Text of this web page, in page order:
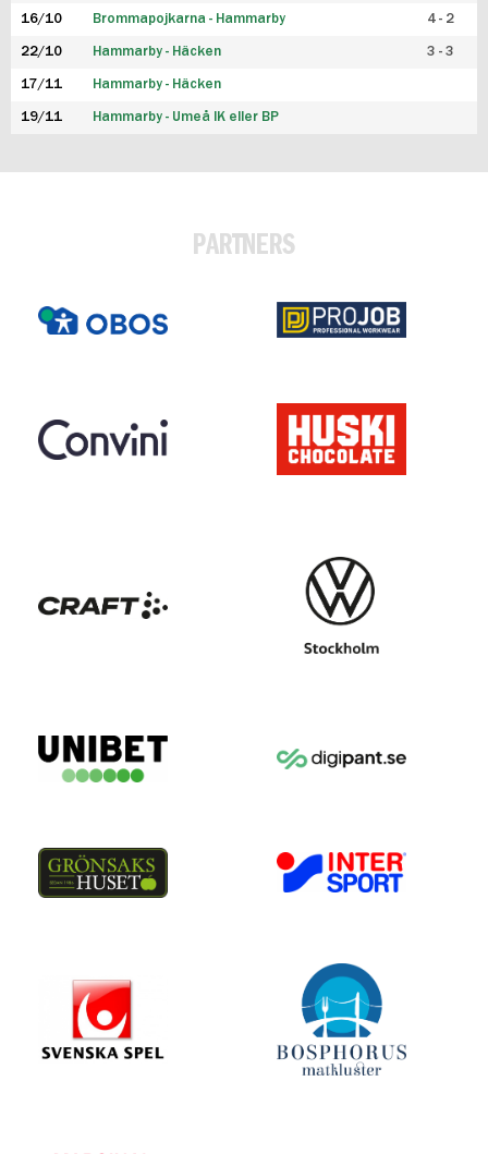
16/10 Brommapojkarna - Hammarby 4 - 2
22/10 Hammarby - Häcken 3 - 3
17/11 Hammarby - Häcken
19/11 Hammarby - Umeå IK eller BP
PARTNERS